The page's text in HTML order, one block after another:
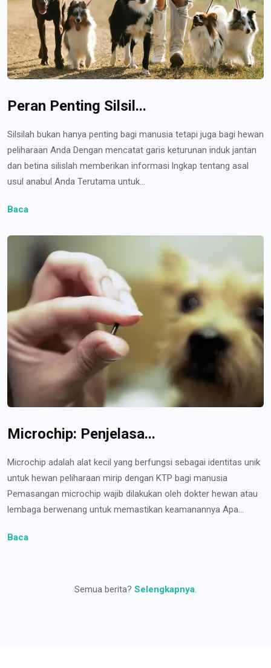
Peran Penting Silsil...
Silsilah bukan hanya penting bagi manusia tetapi juga bagi hewan
peliharaan Anda Dengan mencatat garis keturunan induk jantan
dan betina silislah memberikan informasi lngkap tentang asal
usul anabul Anda Terutama untuk...
Baca
Microchip: Penjelasa...
Microchip adalah alat kecil yang berfungsi sebagai identitas unik
untuk hewan peliharaan mirip dengan KTP bagi manusia
Pemasangan microchip wajib dilakukan oleh dokter hewan atau
lembaga berwenang untuk memastikan keamanannya Apa...
Baca
Semua berita? Selengkapnya